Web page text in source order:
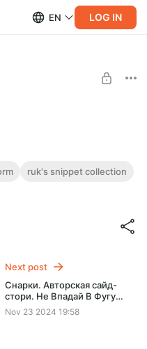
EN LOG IN
Тусит
АУ)
повысить свою
ruk's snippet collection
Next post
Снарки. Авторская сайд-
стори. Не Впадай В Фугу
Пьяной.
Nov 23 2024 19:58